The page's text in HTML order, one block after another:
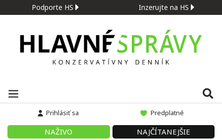
Podporte HS Inzerujte na HS
Prihlásiť sa Predplatné
NAŽIVO
NAJČÍTANEJŠIE